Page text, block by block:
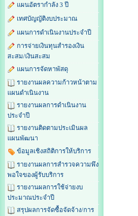
แผนอัตรากำลัง 3 ปี
เทศบัญญัติงบประมาณ
แผนการดำเนินงานประจำปี
การจ่ายเงินทุนสำรองเงิน
สะสม/เงินสะสม
แผนการจัดหาพัสดุ
รายงานผลความก้าวหน้าตาม
แผนดำเนินงาน
รายงานผลการดำเนินงาน
ประจำปี
รายงานติดตามประเมินผล
แผนพัฒนา
ข้อมูลเชิงสถิติการให้บริการ
รายงานผลการสำรวจความพึง
พอใจของผู้รับบริการ
รายงานผลการใช้จ่ายงบ
ประมาณประจำปี
สรุปผลการจัดซื้อจัดจ้าง/การ